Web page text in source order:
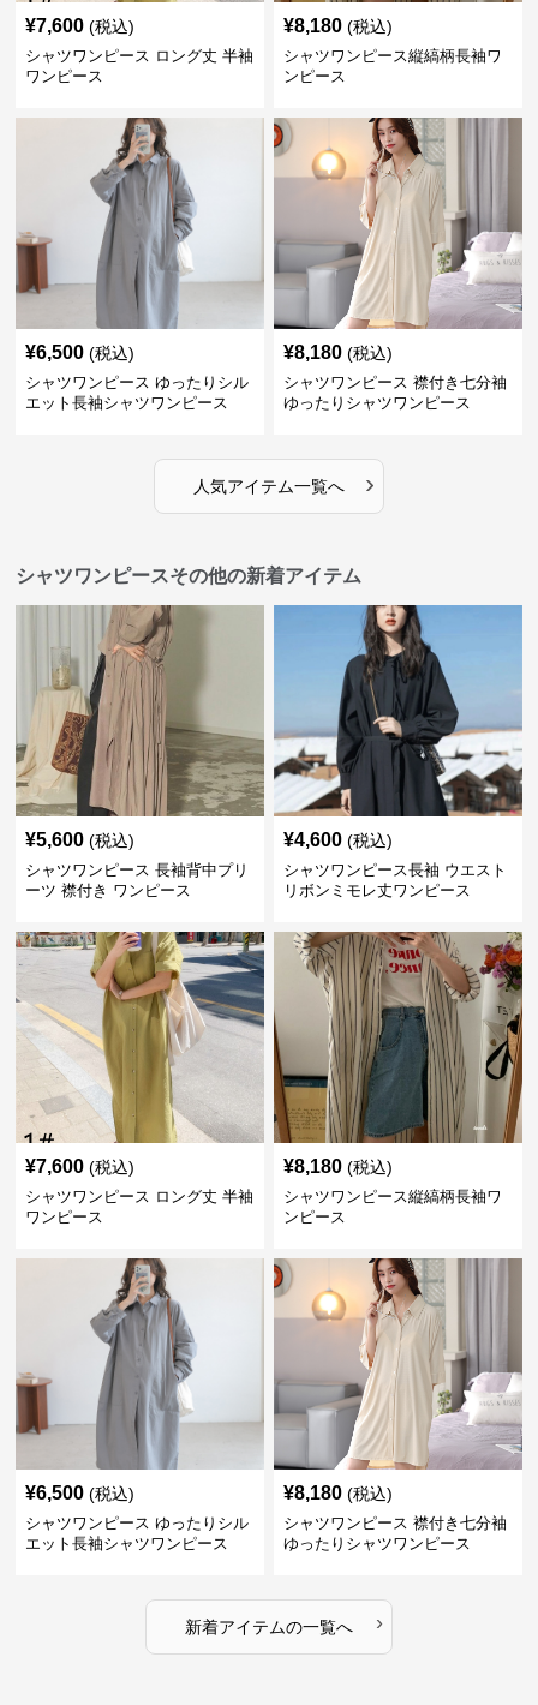
¥7,600 (税込)
シャツワンピース ロング丈 半袖
ワンピース
¥8,180 (税込)
シャツワンピース縦縞柄長袖ワ
ンピース
¥6,500 (税込)
シャツワンピース ゆったりシル
エット長袖シャツワンピース
¥8,180 (税込)
シャツワンピース 襟付き七分袖
ゆったりシャツワンピース
人気アイテム一覧へ ›
シャツワンピースその他の新着アイテム
¥5,600 (税込)
シャツワンピース 長袖背中プリ
ーツ 襟付き ワンピース
¥4,600 (税込)
シャツワンピース長袖 ウエスト
リボンミモレ丈ワンピース
¥7,600 (税込)
シャツワンピース ロング丈 半袖
ワンピース
¥8,180 (税込)
シャツワンピース縦縞柄長袖ワ
ンピース
¥6,500 (税込)
シャツワンピース ゆったりシル
エット長袖シャツワンピース
¥8,180 (税込)
シャツワンピース 襟付き七分袖
ゆったりシャツワンピース
新着アイテムの一覧へ ›